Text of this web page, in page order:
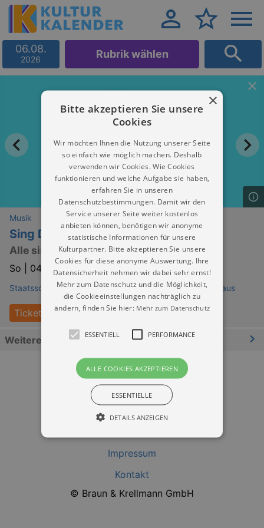
06.08.
2026 Rubrik wählen
Musik
Sing Dela Sing
Alle singen, all night long
So | 04.10.2026 | 20:00
Staatsschauspiel Dresden - Großes Haus / Schauspielhaus
Tickets
Weitere Informationen
Impressum
Kontakt
© Braun & Krellmann GmbH
×
Bitte akzeptieren Sie unsere
Cookies
Wir möchten Ihnen die Nutzung unserer Seite
so einfach wie möglich machen. Deshalb
verwenden wir Cookies. Wie Cookies
funktionieren und welche Aufgabe sie haben,
erfahren Sie in unseren
Datenschutzbestimmungen. Damit wir den
Service unserer Seite weiter kostenlos
anbieten können, benötigen wir anonyme
statistische Informationen für unsere
Kulturpartner. Bitte akzeptieren Sie unsere
Cookies für diese anonyme Auswertung. Ihre
Datensicherheit nehmen wir dabei sehr ernst!
Mehr zum Datenschutz und die Möglichkeit,
die Cookieeinstellungen nachträglich zu
ändern, finden Sie hier: Mehr zum Datenschutz
ESSENTIELL PERFORMANCE
ALLE COOKIES AKZEPTIEREN
ESSENTIELLE
DETAILS ANZEIGEN
grundlegenden Funktionen unserer Webseite